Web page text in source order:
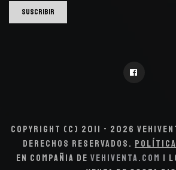
Suscribir
Copyright (c) 2011 - 2026
derechos reservados. Política
En compañia de VehiVenta.com |